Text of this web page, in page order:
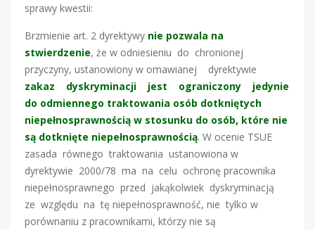
sprawy kwestii:
Brzmienie art. 2 dyrektywy nie pozwala na
stwierdzenie, że w odniesieniu do chronionej
przyczyny, ustanowiony w omawianej dyrektywie
zakaz dyskryminacji jest ograniczony jedynie
do odmiennego traktowania osób dotkniętych
niepełnosprawnością w stosunku do osób, które nie
są dotknięte niepełnosprawnością. W ocenie TSUE
zasada równego traktowania ustanowiona w
dyrektywie 2000/78 ma na celu ochronę pracownika
niepełnosprawnego przed jakąkolwiek dyskryminacją
ze względu na tę niepełnosprawność, nie tylko w
porównaniu z pracownikami, którzy nie są